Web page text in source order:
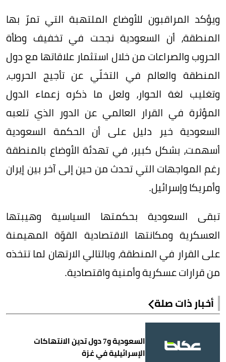
ويؤكد المراقبون للأوضاع الملتهبة التي تمرّ بها
المنطقة، أن السعودية نجحت في تخفيف وطأة
الحروب والصراعات من خلال استثمار علاقاتها مع دول
المنطقة والعالم في التخلّي عن تأجيج الحروب،
وتغليب لغة الحوار، ولعل ما ذكره زعماء الدول
المؤثرة في القرار العالمي عن الدور الذي تلعبه
السعودية خير دليل على أن الحكمة السعودية
أسهمت، بشكل كبير، في تهدئة الأوضاع بالمنطقة
رغم المواجهات التي تحدث من حين إلى آخر بين إيران
وأمريكا وإسرائيل.
تبقى السعودية بحكمتها السياسية وهيبتها
العسكرية ومكانتها الاقتصادية القوّة المهيمنة
على القرار في المنطقة، وبالتالي الارتهان لما تتخذه
من قرارات عسكرية وأمنية واقتصادية.
أخبار ذات صلة
السعودية و7 دول تدين الانتهاكات
الإسرائيلية في غزة